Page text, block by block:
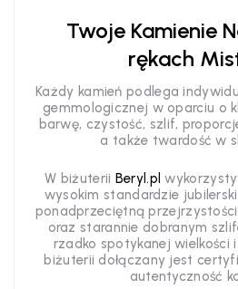
Twoje Kamienie
rękach
Każdy kamień podlega
gemmologicznej w oparciu o
barwę, czystość, szlif,
a także twardość w
W biżuterii Beryl.pl
wysokim standardzie
ponadprzeciętną
oraz starannie dobranym
rzadko spotykanej wielkości
biżuterii dołączany jest
autentyczność